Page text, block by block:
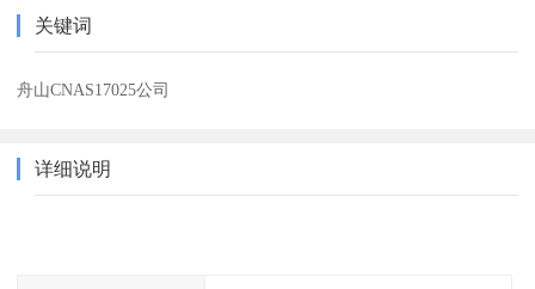
关键词
舟山CNAS17025公司
详细说明